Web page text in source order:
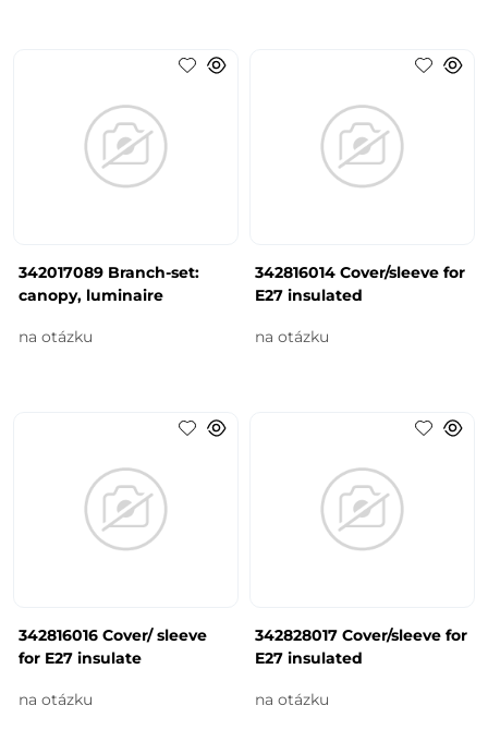
342017089 Branch-set:
canopy, luminaire
na otázku
342816014 Cover/sleeve for
E27 insulated
na otázku
342816016 Cover/ sleeve
for E27 insulate
na otázku
342828017 Cover/sleeve for
E27 insulated
na otázku